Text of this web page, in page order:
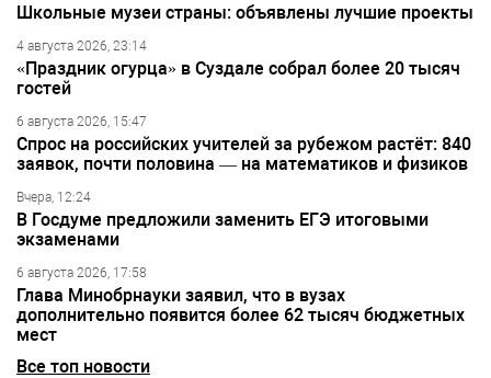
Школьные музеи страны: объявлены лучшие проекты
4 августа 2026, 23:14
«Праздник огурца» в Суздале собрал более 20 тысяч
гостей
6 августа 2026, 15:47
Спрос на российских учителей за рубежом растёт: 840
заявок, почти половина — на математиков и физиков
Вчера, 12:24
В Госдуме предложили заменить ЕГЭ итоговыми
экзаменами
6 августа 2026, 17:58
Глава Минобрнауки заявил, что в вузах
дополнительно появится более 62 тысяч бюджетных
мест
Все топ новости